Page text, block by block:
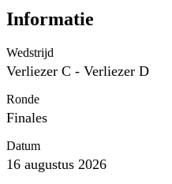
Informatie
Wedstrijd
Verliezer C - Verliezer D
Ronde
Finales
Datum
16 augustus 2026